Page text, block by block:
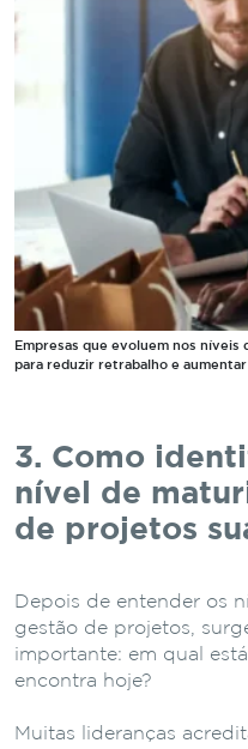
Empresas que evoluem nos
para reduzir retrabalho e
3. Como
nível de
de projetos
Depois de entender os
gestão de projetos,
importante: em qual
encontra hoje?
Muitas lideranças